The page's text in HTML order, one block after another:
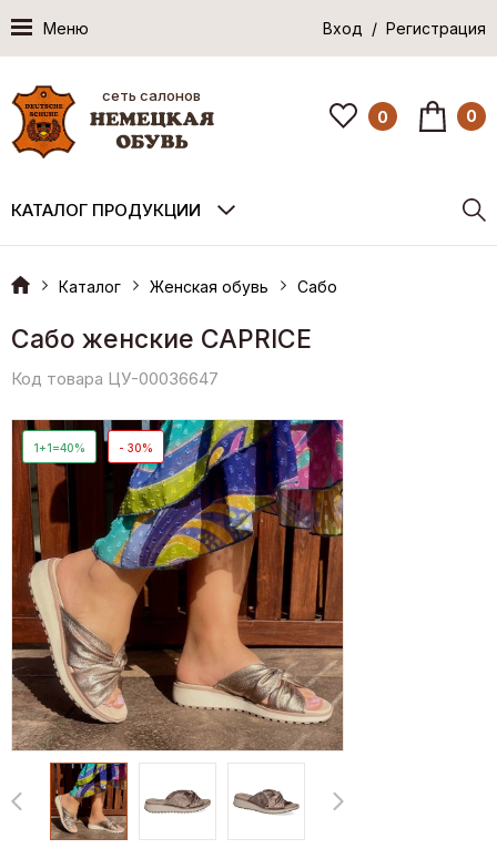
Меню Вход / Регистрация
сеть салонов
0 0
КАТАЛОГ ПРОДУКЦИИ
Каталог Женская обувь Сабо
Сабо женские CAPRICE
Код товара ЦУ-00036647
1+1=40% - 30%